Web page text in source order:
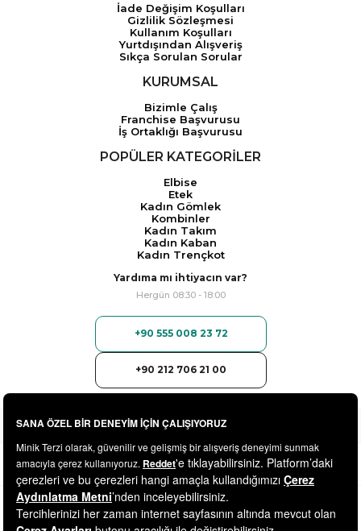
İade Değişim Koşulları
Gizlilik Sözleşmesi
Kullanım Koşulları
Yurtdışından Alışveriş
Sıkça Sorulan Sorular
KURUMSAL
Bizimle Çalış
Franchise Başvurusu
İş Ortaklığı Başvurusu
POPÜLER KATEGORİLER
Elbise
Etek
Kadın Gömlek
Kombinler
Kadın Takım
Kadın Kaban
Kadın Trençkot
Yardıma mı ihtiyacın var?
Hergün 08:30 - 18:00
+90 555 008 23 72
+90 212 706 21 00
© 2025minikterzi.com - Tüm Hakları Saklıdır.